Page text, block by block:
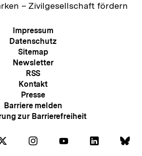
– Zivilgesellschaft fördern
Meta-
Navigation
Impressum
Datenschutz
Sitemap
Newsletter
RSS
Kontakt
Presse
Barriere melden
zur Barrierefreiheit
Folgen Folgen
Auf
Folgen Folgen